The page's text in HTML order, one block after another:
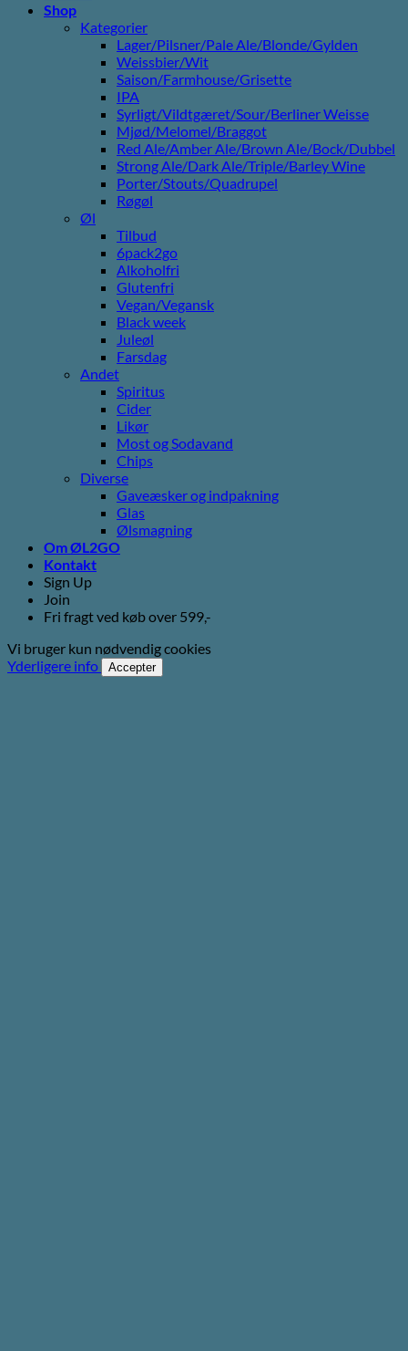
Shop
Kategorier
Lager/Pilsner/Pale Ale/Blonde/Gylden
Weissbier/Wit
Saison/Farmhouse/Grisette
IPA
Syrligt/Vildtgæret/Sour/Berliner Weisse
Mjød/Melomel/Braggot
Red Ale/Amber Ale/Brown Ale/Bock/Dubbel
Strong Ale/Dark Ale/Triple/Barley Wine
Porter/Stouts/Quadrupel
Røgøl
Øl
Tilbud
6pack2go
Alkoholfri
Glutenfri
Vegan/Vegansk
Black week
Juleøl
Farsdag
Andet
Spiritus
Cider
Likør
Most og Sodavand
Chips
Diverse
Gaveæsker og indpakning
Glas
Ølsmagning
Om ØL2GO
Kontakt
Sign Up
Join
Fri fragt ved køb over 599,-
Vi bruger kun nødvendig cookies
Yderligere info
Accepter